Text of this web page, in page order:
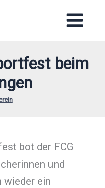
beim
bot der FCG
und
wieder ein